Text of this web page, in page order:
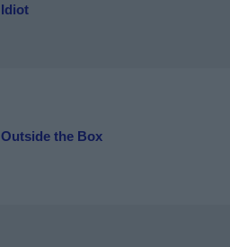
Idiot
Outside the Box